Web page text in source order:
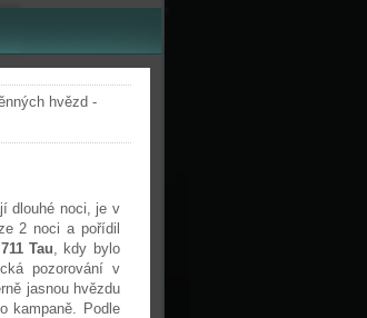
hvězd -
dlouhé noci, je v
2 noci a pořídil
Tau, kdy bylo
pozorování v
jasnou hvězdu
kampaně. Podle